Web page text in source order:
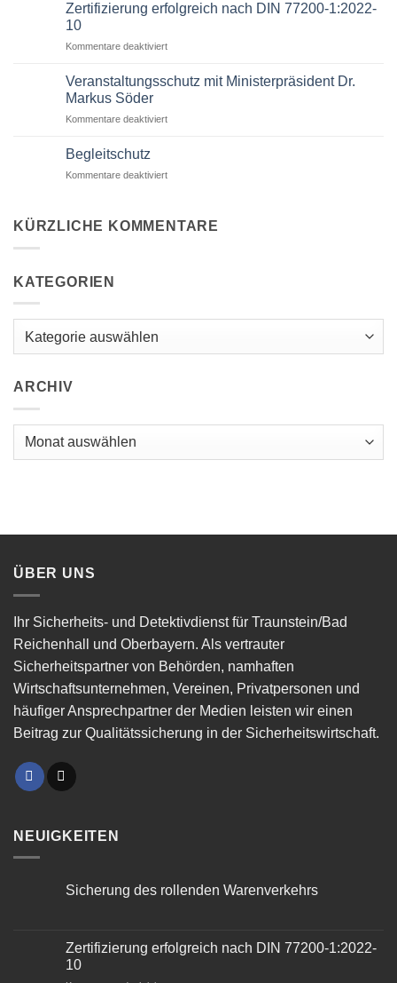
Zertifizierung erfolgreich nach DIN 77200-1:2022-
10
Kommentare deaktiviert
Veranstaltungsschutz mit Ministerpräsident Dr.
Markus Söder
Kommentare deaktiviert
Begleitschutz
Kommentare deaktiviert
KÜRZLICHE KOMMENTARE
KATEGORIEN
ARCHIV
ÜBER UNS
Ihr Sicherheits- und Detektivdienst für Traunstein/Bad
Reichenhall und Oberbayern. Als vertrauter
Sicherheitspartner von Behörden, namhaften
Wirtschaftsunternehmen, Vereinen, Privatpersonen und
häufiger Ansprechpartner der Medien leisten wir einen
Beitrag zur Qualitätssicherung in der Sicherheitswirtschaft.
NEUIGKEITEN
Sicherung des rollenden Warenverkehrs
Zertifizierung erfolgreich nach DIN 77200-1:2022-
10